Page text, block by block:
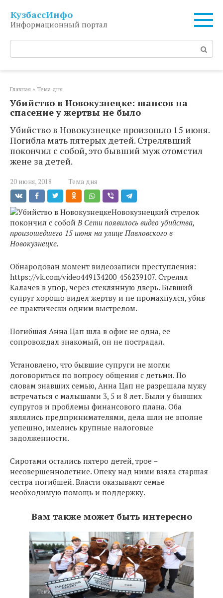
контенту
КузбассИнфо
Информационный портал
Поиск:
Главная » Тема дня
Убийство в Новокузнецке: шансов на
спасение у жертвы не было
Убийство в Новокузнецке произошло 15 июня.
Погибла мать пятерых детей. Стрелявший
покончил с собой, это бывший муж отомстил
жене за детей.
20 июня, 2018 Тема дня
Новокузнецкий стрелок
покончил с собой В Сети появилось видео убийства,
произошедшего 15 июня на улице Павловского в
Новокузнецке.
Обнародован момент видеозаписи преступления:
https://vk.com/video449134200_456239107. Стрелял
Калачев в упор, через стеклянную дверь. Бывший
супруг хорошо видел жертву и не промахнулся, убив
ее практически одним выстрелом.
Погибшая Анна Цап шла в офис не одна, ее
сопровождал знакомый, он не пострадал.
Установлено, что бывшие супруги не могли
договориться по вопросу общения с детьми. По
словам знавших семью, Анна Цап не разрешала мужу
встречаться с малышами 3, 5 и 8 лет. Были у бывших
супругов и проблемы финансового плана. Оба
являлись предпринимателями, дела шли не вполне
успешно, имелись крупные налоговые
задолженности.
Сиротами остались пятеро детей, трое –
несовершеннолетние. Опеку над ними взяла старшая
сестра погибшей. Власти оказывают семье
необходимую помощь и поддержку.
Вам также может быть интересно
Тема дня